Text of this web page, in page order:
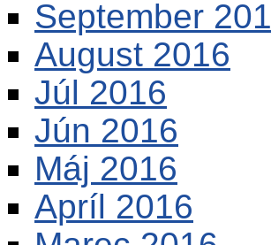
September
August 2016
Júl 2016
Jún 2016
Máj 2016
Apríl 2016